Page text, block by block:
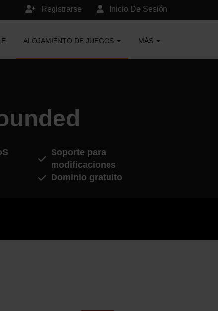
Inicio De Sesión
Registrarse
ALOJAMIENTO DE JUEGOS MÁS
Soporte para
modificaciones
Dominio gratuito